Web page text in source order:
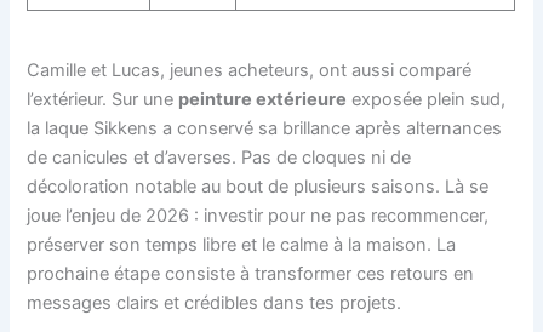
Camille et Lucas, jeunes acheteurs, ont aussi comparé
l’extérieur. Sur une peinture extérieure exposée plein sud,
la laque Sikkens a conservé sa brillance après alternances
de canicules et d’averses. Pas de cloques ni de
décoloration notable au bout de plusieurs saisons. Là se
joue l’enjeu de 2026 : investir pour ne pas recommencer,
préserver son temps libre et le calme à la maison. La
prochaine étape consiste à transformer ces retours en
messages clairs et crédibles dans tes projets.